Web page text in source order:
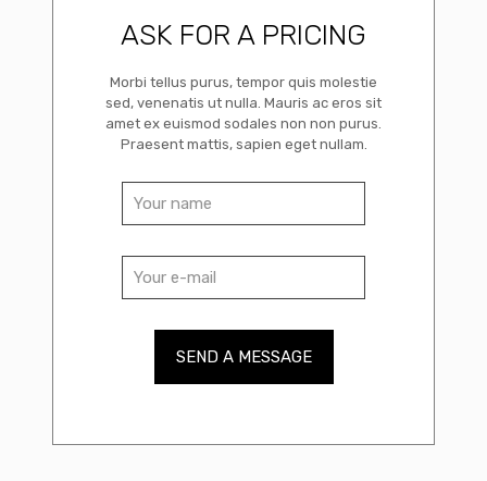
ASK FOR A PRICING
Morbi tellus purus, tempor quis molestie
sed, venenatis ut nulla. Mauris ac eros sit
amet ex euismod sodales non non purus.
Praesent mattis, sapien eget nullam.